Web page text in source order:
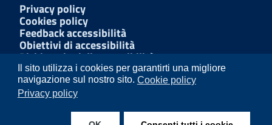
Il sito utilizza i cookies per garantirti una migliore
navigazione sul nostro sito. Cookie policy
Privacy policy
Privacy policy
Cookies policy
Feedback accessibilità
Obiettivi di accessibilità
Dichiarazioni di accessibilità
Amministrazione Trasparente
Mappa del sito
Segnalazioni di illecito